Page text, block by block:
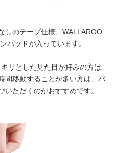
しのテープ仕様、WALLAROO
パッドが入っています。
リとした見た目が好みの方は
間移動することが多い方は、パ
いただくのがおすすめです。